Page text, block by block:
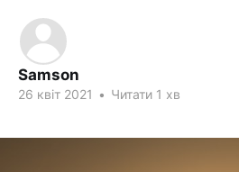
Samson
26 квіт 2021 • Читати 1 хв